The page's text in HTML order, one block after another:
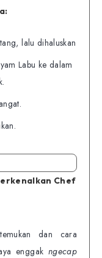
lalu dihaluskan
Labu ke dalam
Chef
dan cara
enggak ngecap